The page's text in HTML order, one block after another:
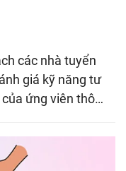
các nhà tuyển
giá kỹ năng tư
ứng viên thô…